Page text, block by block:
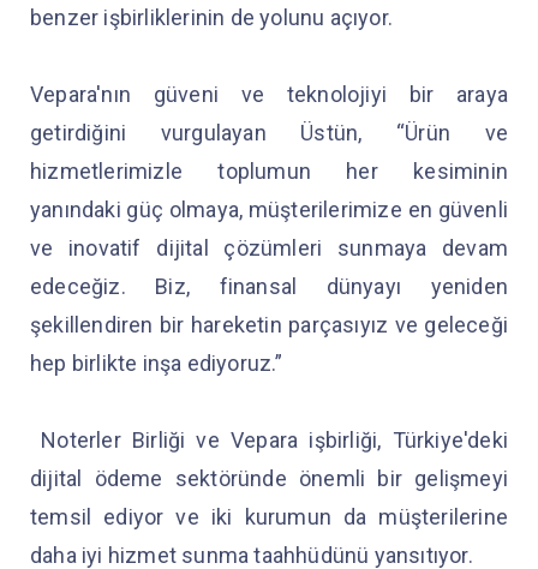
benzer işbirliklerinin de yolunu açıyor.
Vepara'nın güveni ve teknolojiyi bir araya
getirdiğini vurgulayan Üstün, “Ürün ve
hizmetlerimizle toplumun her kesiminin
yanındaki güç olmaya, müşterilerimize en güvenli
ve inovatif dijital çözümleri sunmaya devam
edeceğiz. Biz, finansal dünyayı yeniden
şekillendiren bir hareketin parçasıyız ve geleceği
hep birlikte inşa ediyoruz.”
Noterler Birliği ve Vepara işbirliği, Türkiye'deki
dijital ödeme sektöründe önemli bir gelişmeyi
temsil ediyor ve iki kurumun da müşterilerine
daha iyi hizmet sunma taahhüdünü yansıtıyor.